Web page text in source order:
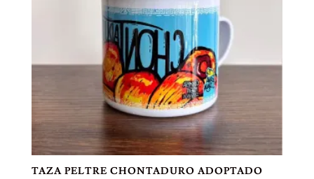
TAZA PELTRE CHONTADURO ADOPTADO